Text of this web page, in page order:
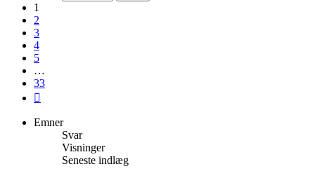
1
2
3
4
5
…
33
Emner
Svar
Visninger
Seneste indlæg